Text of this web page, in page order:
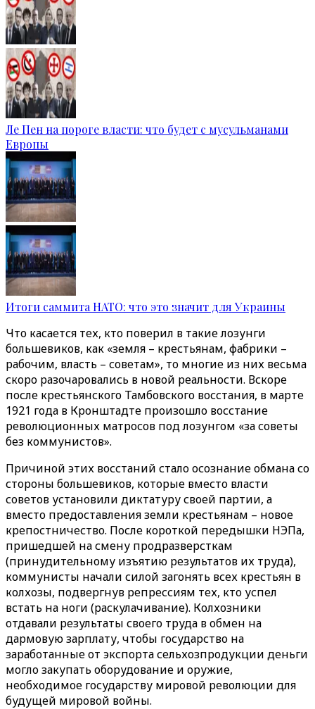
Ле Пен на пороге власти: что будет с мусульманами
Европы
Итоги саммита НАТО: что это значит для Украины
Что касается тех, кто поверил в такие лозунги
большевиков, как «земля – крестьянам, фабрики –
рабочим, власть – советам», то многие из них весьма
скоро разочаровались в новой реальности. Вскоре
после крестьянского Тамбовского восстания, в марте
1921 года в Кронштадте произошло восстание
революционных матросов под лозунгом «за советы
без коммунистов».
Причиной этих восстаний стало осознание обмана со
стороны большевиков, которые вместо власти
советов установили диктатуру своей партии, а
вместо предоставления земли крестьянам – новое
крепостничество. После короткой передышки НЭПа,
пришедшей на смену продразверсткам
(принудительному изъятию результатов их труда),
коммунисты начали силой загонять всех крестьян в
колхозы, подвергнув репрессиям тех, кто успел
встать на ноги (раскулачивание). Колхозники
отдавали результаты своего труда в обмен на
дармовую зарплату, чтобы государство на
заработанные от экспорта сельхозпродукции деньги
могло закупать оборудование и оружие,
необходимое государству мировой революции для
будущей мировой войны.